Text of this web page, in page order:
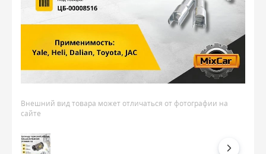
Внешний вид товара может отличаться от фотографии на
сайте